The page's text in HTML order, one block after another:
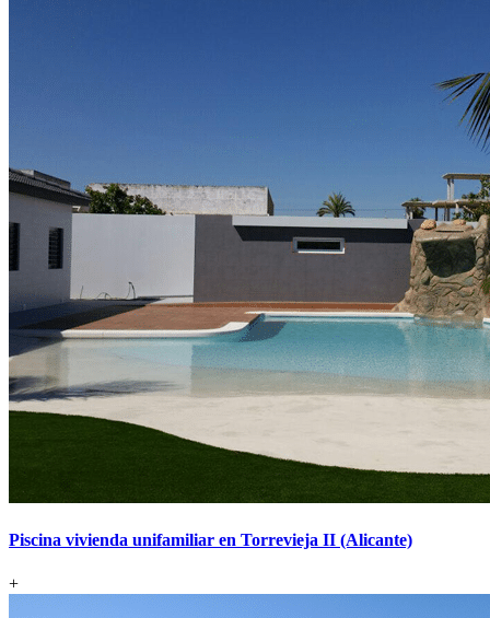
Piscina vivienda unifamiliar en Torrevieja II (Alicante)
+